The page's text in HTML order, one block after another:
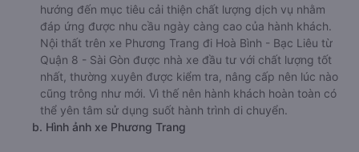
hướng đến mục tiêu cải thiện chất lượng dịch vụ nhằm
đáp ứng được nhu cầu ngày càng cao của hành khách.
Nội thất trên xe Phương Trang đi Hoà Bình - Bạc Liêu từ
Quận 8 - Sài Gòn được nhà xe đầu tư với chất lượng tốt
nhất, thường xuyên được kiểm tra, nâng cấp nên lúc nào
cũng trông như mới. Vì thế nên hành khách hoàn toàn có
thể yên tâm sử dụng suốt hành trình di chuyển.
b. Hình ảnh xe Phương Trang